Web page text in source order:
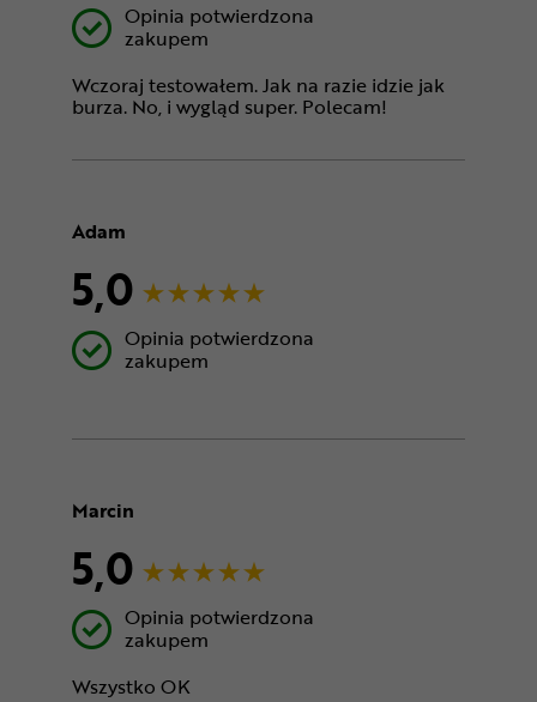
Opinia potwierdzona
zakupem
Wczoraj testowałem. Jak na razie idzie jak
burza. No, i wygląd super. Polecam!
Adam
5,0
Opinia potwierdzona
zakupem
Marcin
5,0
Opinia potwierdzona
zakupem
Wszystko OK